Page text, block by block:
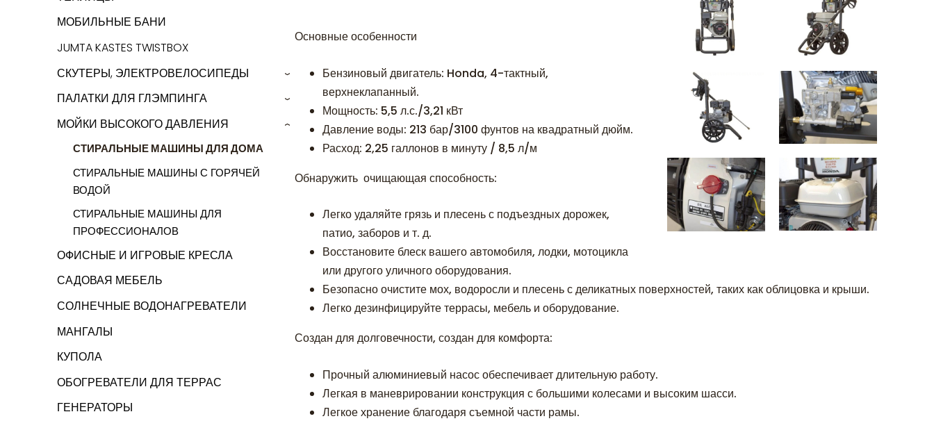
МОБИЛЬНЫЕ БАНИ
JUMTA KASTES TWISTBOX
СКУТЕРЫ, ЭЛЕКТРОВЕЛОСИПЕДЫ
›
ПАЛАТКИ ДЛЯ ГЛЭМПИНГА ›
МОЙКИ ВЫСОКОГО ДАВЛЕНИЯ
СТИРАЛЬНЫЕ МАШИНЫ ДЛЯ ДОМА
СТИРАЛЬНЫЕ МАШИНЫ С ГОРЯЧЕЙ
ВОДОЙ
СТИРАЛЬНЫЕ МАШИНЫ ДЛЯ
ПРОФЕССИОНАЛОВ
›
ОФИСНЫЕ И ИГРОВЫЕ КРЕСЛА
САДОВАЯ МЕБЕЛЬ
СОЛНЕЧНЫЕ ВОДОНАГРЕВАТЕЛИ
МАНГАЛЫ
КУПОЛА
ОБОГРЕВАТЕЛИ ДЛЯ ТЕРРАС
ГЕНЕРАТОРЫ
Основные особенности
Бензиновый двигатель: Honda, 4-тактный,
верхнеклапанный.
Мощность: 5,5 л.с./3,21 кВт
Давление воды: 213 бар/3100 фунтов на квадратный дюйм.
Расход: 2,25 галлонов в минуту / 8,5 л/м
Обнаружить очищающая способность:
Легко удаляйте грязь и плесень с подъездных дорожек,
патио, заборов и т. д.
Восстановите блеск вашего автомобиля, лодки, мотоцикла
или другого уличного оборудования.
Безопасно очистите мох, водоросли и плесень с деликатных поверхностей, таких как облицовка и крыши.
Легко дезинфицируйте террасы, мебель и оборудование.
Создан для долговечности, создан для комфорта:
Прочный алюминиевый насос обеспечивает длительную работу.
Легкая в маневрировании конструкция с большими колесами и высоким шасси.
Легкое хранение благодаря съемной части рамы.